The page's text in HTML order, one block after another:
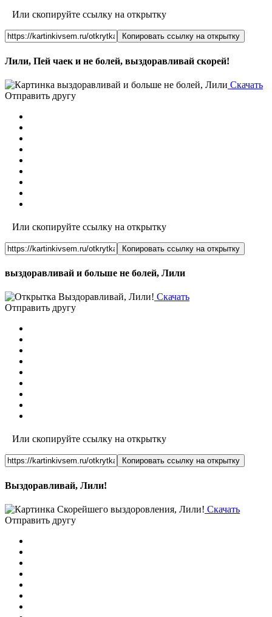
Или скопируйте ссылку на открытку
Копировать ссылку на открытку
Лили, Пей чаек и не болей, выздоравливай скорей!
Скачать
Отправить другу
Или скопируйте ссылку на открытку
Копировать ссылку на открытку
выздоравливай и больше не болей, Лили
Скачать
Отправить другу
Или скопируйте ссылку на открытку
Копировать ссылку на открытку
Выздоравливай, Лили!
Скачать
Отправить другу